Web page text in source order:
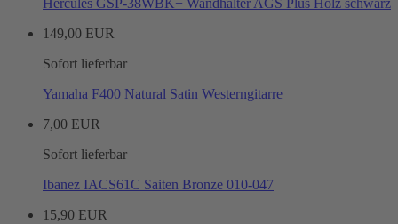
Hercules GSP-38WBK+ Wandhalter AGS Plus Holz schwarz
149,00 EUR
Sofort lieferbar
Yamaha F400 Natural Satin Westerngitarre
7,00 EUR
Sofort lieferbar
Ibanez IACS61C Saiten Bronze 010-047
15,90 EUR